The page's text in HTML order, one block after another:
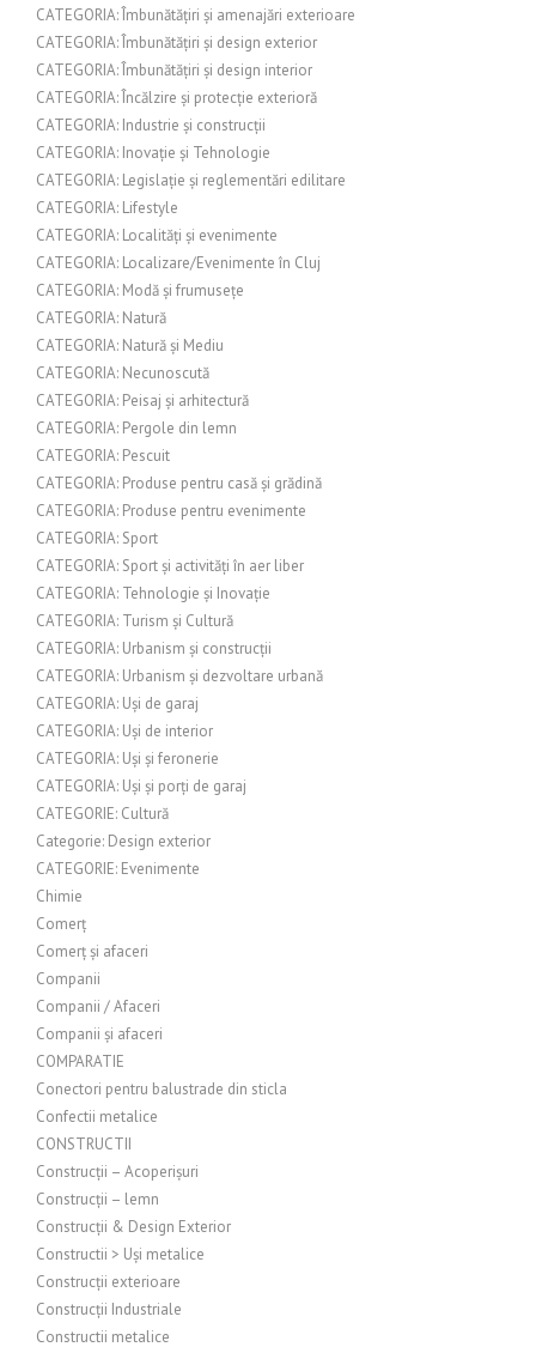
CATEGORIA: Îmbunătățiri și amenajări exterioare
CATEGORIA: Îmbunătățiri și design exterior
CATEGORIA: Îmbunătățiri și design interior
CATEGORIA: Încălzire și protecție exterioră
CATEGORIA: Industrie și construcții
CATEGORIA: Inovație și Tehnologie
CATEGORIA: Legislație și reglementări edilitare
CATEGORIA: Lifestyle
CATEGORIA: Localități și evenimente
CATEGORIA: Localizare/Evenimente în Cluj
CATEGORIA: Modă și frumusețe
CATEGORIA: Natură
CATEGORIA: Natură și Mediu
CATEGORIA: Necunoscută
CATEGORIA: Peisaj și arhitectură
CATEGORIA: Pergole din lemn
CATEGORIA: Pescuit
CATEGORIA: Produse pentru casă și grădină
CATEGORIA: Produse pentru evenimente
CATEGORIA: Sport
CATEGORIA: Sport și activități în aer liber
CATEGORIA: Tehnologie și Inovație
CATEGORIA: Turism și Cultură
CATEGORIA: Urbanism și construcții
CATEGORIA: Urbanism și dezvoltare urbană
CATEGORIA: Uși de garaj
CATEGORIA: Uși de interior
CATEGORIA: Uși și feronerie
CATEGORIA: Uși și porți de garaj
CATEGORIE: Cultură
Categorie: Design exterior
CATEGORIE: Evenimente
Chimie
Comerț
Comerț și afaceri
Companii
Companii / Afaceri
Companii și afaceri
COMPARATIE
Conectori pentru balustrade din sticla
Confectii metalice
CONSTRUCTII
Construcții – Acoperișuri
Construcții – lemn
Construcții & Design Exterior
Constructii > Uși metalice
Construcții exterioare
Construcții Industriale
Constructii metalice